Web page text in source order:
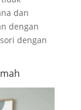
dan
dengan
dengan